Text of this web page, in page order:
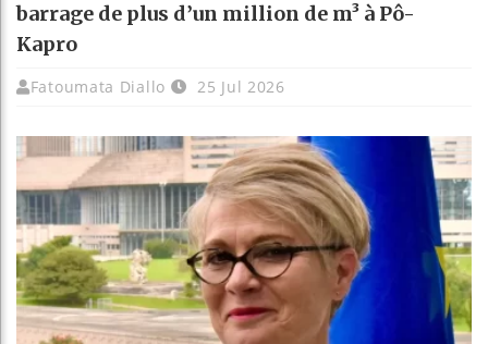
barrage de plus d’un million de m³ à Pô-
Kapro
Fatoumata Diallo 25 Jul 2026